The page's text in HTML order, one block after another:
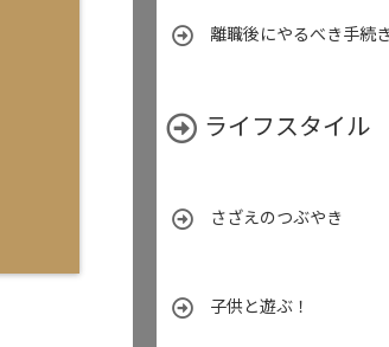
離職後にやるべき手続
ライフスタイル
さざえのつぶやき
子供と遊ぶ！